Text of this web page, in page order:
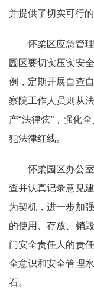
并提供了切实可行
怀柔区应急管
园区要切实压实安
例，定期开展自查
察院工作人员则从
产“法律弦”，强化
犯法律红线。
怀柔园区办公
查并认真记录意见
为契机，进一步加
的使用、存放、销
门安全责任人的责
全意识和安全管理
石。